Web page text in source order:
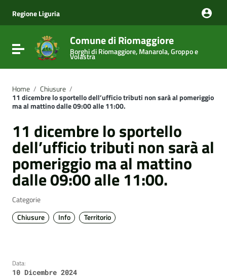
Vai al menu di navigazione
Vai al footer
Regione Liguria
Attiva / disattiva la navigazione
Comune di Riomaggiore
Borghi di Riomaggiore, Manarola, Groppo e
Volastra
Home / Chiusure /
11 dicembre lo sportello dell’ufficio tributi non sarà al pomeriggio
ma al mattino dalle 09:00 alle 11:00.
11 dicembre lo sportello
dell’ufficio tributi non sarà al
pomeriggio ma al mattino
dalle 09:00 alle 11:00.
Categorie
Chiusure
Info Territorio
Data:
10 Dicembre 2024